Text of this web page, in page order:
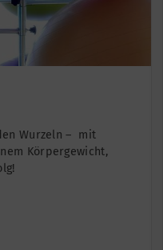
Wurzeln – mit
Körpergewicht,